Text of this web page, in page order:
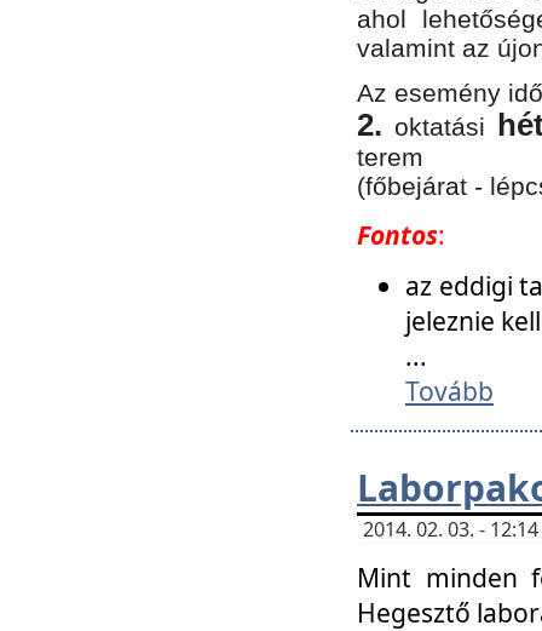
ahol
valamint az
Az esemény
2. oktatási
terem
(főbejárat -
Fontos:
az eddigi
jeleznie
...
Tovább
2014. 02. 03. -
Mint minden
Hegesztő